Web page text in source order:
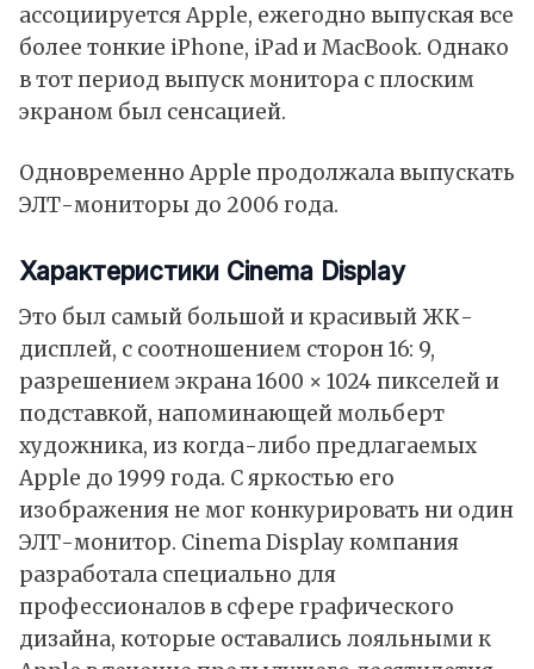
ассоциируется Apple, ежегодно выпуская все
более тонкие iPhone, iPad и MacBook. Однако
в тот период выпуск монитора с плоским
экраном был сенсацией.
Одновременно Apple продолжала выпускать
ЭЛТ-мониторы до 2006 года.
Характеристики Cinema Display
Это был самый большой и красивый ЖК-
дисплей, с соотношением сторон 16: 9,
разрешением экрана 1600 × 1024 пикселей и
подставкой, напоминающей мольберт
художника, из когда-либо предлагаемых
Apple до 1999 года. С яркостью его
изображения не мог конкурировать ни один
ЭЛТ-монитор. Cinema Display компания
разработала специально для
профессионалов в сфере графического
дизайна, которые оставались лояльными к